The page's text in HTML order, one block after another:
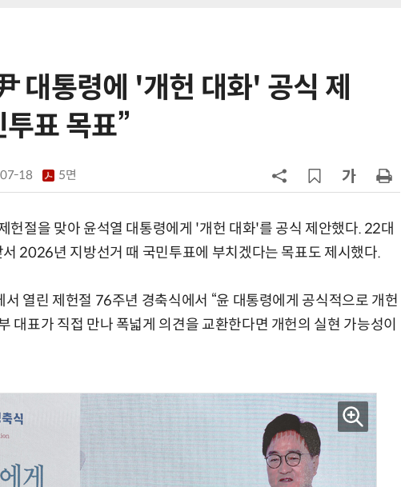
대통령에 '개헌 대화' 공식 제
표 목표”
18 5면
헌절을 맞아 윤석열 대통령에게 '개헌 대화'를 공식 제안했다. 22대
2026년 지방선거 때 국민투표에 부치겠다는 목표도 제시했다.
열린 제헌절 76주년 경축식에서 “윤 대통령에게 공식적으로 개헌
대표가 직접 만나 폭넓게 의견을 교환한다면 개헌의 실현 가능성이
6
[사설] 차세대 전력반도체 R&D, 참
동계·소상공인 이의 모두 기각
메가프로젝트 속도전…'산업자원안
보기금' 신설해 공급망 사수
9
돌려차기 피해자 불러 놓고 “돌려차
10 국힘, 李 대통령 '형소법 안 읽어봤